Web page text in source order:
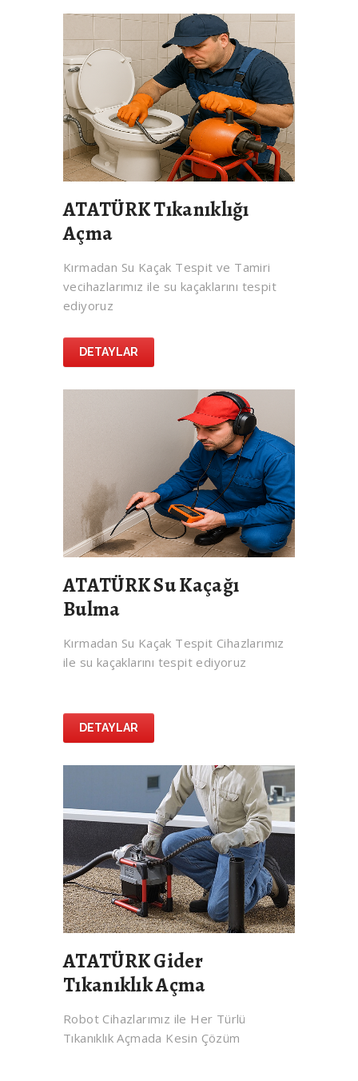
ATATÜRK Tıkanıklığı
Açma
Kırmadan Su Kaçak Tespit ve Tamiri
vecihazlarımız ile su kaçaklarını tespit
ediyoruz
DETAYLAR
ATATÜRK Su Kaçağı
Bulma
Kırmadan Su Kaçak Tespit Cihazlarımız
ile su kaçaklarını tespit ediyoruz
DETAYLAR
ATATÜRK Gider
Tıkanıklık Açma
Robot Cihazlarımız ile Her Türlü
Tıkanıklık Açmada Kesin Çözüm